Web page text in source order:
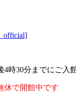
時30分までにご入
休で開館中です